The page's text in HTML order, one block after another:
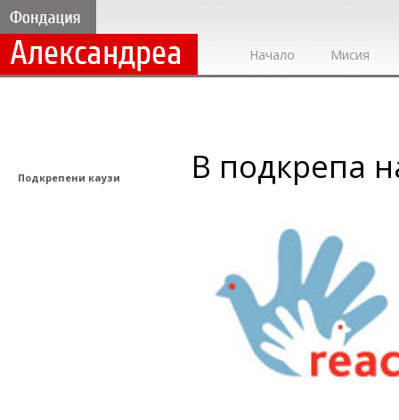
Начало Мисия
Подкрепени каузи В подкрепа